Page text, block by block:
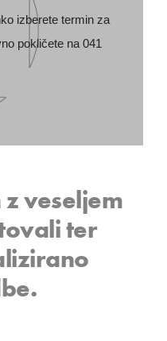
izberete termin za
pokličete na 041
veseljem
ter